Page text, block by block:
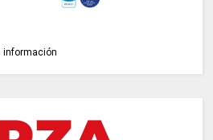
información